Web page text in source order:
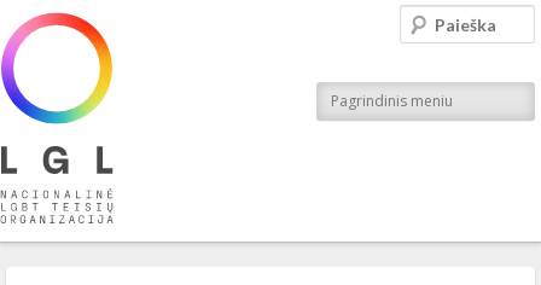
Nacionalinė LGBT teisių organizacija
Pagrindinis meniu
Paieška